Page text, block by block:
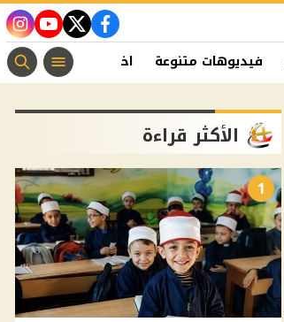
facebook
twitter
youtube
فيديوهات متنوعة اخبار الفن منوعات
الأكثر قراءة
1